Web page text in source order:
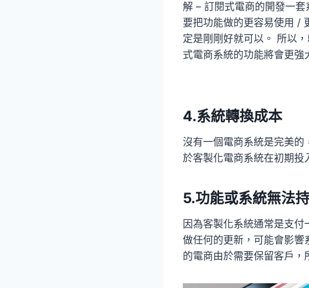
解 – 訂閱式電商的開發一
要把功能做的更容易使用 /
定是剛剛好就可以。 所以
式電商系統的功能將會更強
4.系統轉換成本
沒有一個電商系統是完美的
於客製化電商系統在初期投
5.功能或系統無法
因為客製化系統通常是支
做任何的更新，可能會影
的電商由於需要保留客戶，